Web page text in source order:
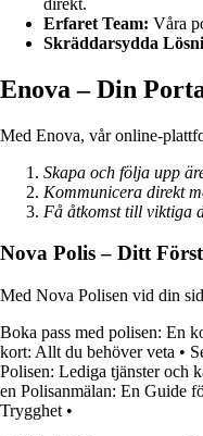
Erfaret Team: Våra
Skräddarsydda
Enova – Din
Med Enova, vår online-
Skapa och följa upp
Kommunicera direkt
Få åtkomst till viktiga
Nova Polis – Ditt
Med Nova Polisen vid din
Boka pass med polisen: En
kort: Allt du behöver veta •
Polisen: Lediga tjänster och
en Polisanmälan: En Guide
Trygghet •